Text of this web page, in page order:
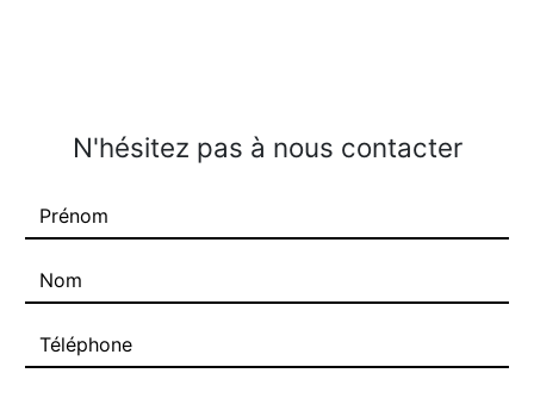
N'hésitez pas à nous contacter